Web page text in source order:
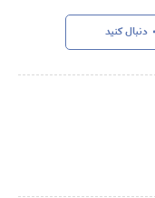
دنبال کنید